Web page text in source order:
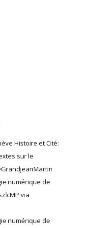
Histoire et Cité:
sur le
numérique de
via
numérique de